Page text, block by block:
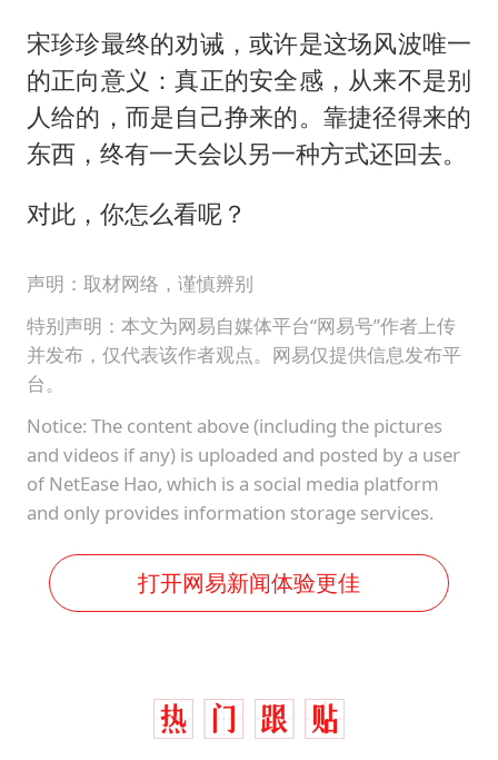
宋珍珍最终的劝诫，或许是这场风波唯一
的正向意义：真正的安全感，从来不是别
人给的，而是自己挣来的。靠捷径得来的
东西，终有一天会以另一种方式还回去。
对此，你怎么看呢？
声明：取材网络，谨慎辨别
特别声明：本文为网易自媒体平台“网易号”作者上传
并发布，仅代表该作者观点。网易仅提供信息发布平
台。
Notice: The content above (including the pictures
and videos if any) is uploaded and posted by a user
of NetEase Hao, which is a social media platform
and only provides information storage services.
打开网易新闻体验更佳